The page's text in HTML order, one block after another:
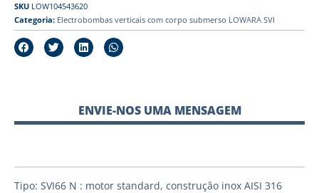
SKU LOW104543620
Categoria: Electrobombas verticais com corpo submerso LOWARA SVI
ENVIE-NOS UMA MENSAGEM
Tipo: SVI66 N : motor standard, construçâo inox AISI 316